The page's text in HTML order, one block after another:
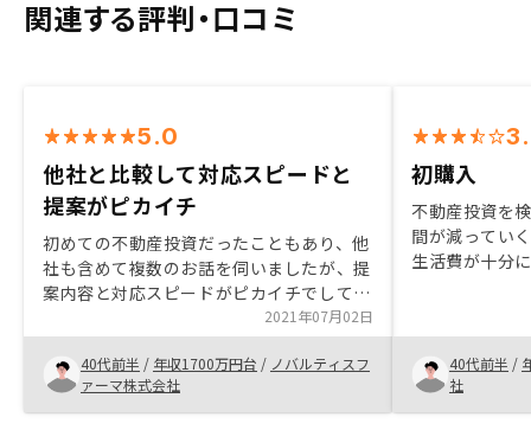
関連する評判・口コミ
5.0
他社と比較して対応スピードと
提案がピカイチ
初めての不動産投資だったこともあり、他
社も含めて複数のお話を伺いましたが、提
案内容と対応スピードがピカイチでして、
安心して購入することが出来ました。複数
社の話を聞くとRENOSYさんの提案が別格
であることがよく分かると思います。今後
もパートナーとして資産運用の相談をして
いきたいと思います。
2021年07月02日
40代前半 / 年収1700万円台 / ノバルティスフ
ァーマ株式会社
初購入
不動産投資を
間が減ってい
生活費が十分
のため何とも
も大事だと思
ても良いので
40代前半 /
社